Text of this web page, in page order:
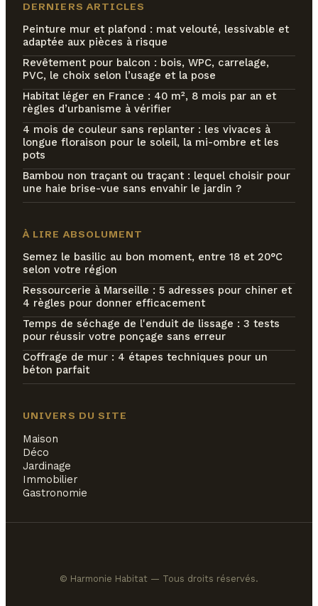
DERNIERS ARTICLES
Peinture mur et plafond : mat velouté, lessivable et
adaptée aux pièces à risque
Revêtement pour balcon : bois, WPC, carrelage,
PVC, le choix selon l’usage et la pose
Habitat léger en France : 40 m², 8 mois par an et
règles d’urbanisme à vérifier
4 mois de couleur sans replanter : les vivaces à
longue floraison pour le soleil, la mi-ombre et les
pots
Bambou non traçant ou traçant : lequel choisir pour
une haie brise-vue sans envahir le jardin ?
À LIRE ABSOLUMENT
Semez le basilic au bon moment, entre 18 et 20°C
selon votre région
Ressourcerie à Marseille : 5 adresses pour chiner et
4 règles pour donner efficacement
Temps de séchage de l'enduit de lissage : 3 tests
pour réussir votre ponçage sans erreur
Coffrage de mur : 4 étapes techniques pour un
béton parfait
UNIVERS DU SITE
Maison
Déco
Jardinage
Immobilier
Gastronomie
© Harmonie Habitat — Tous droits réservés.